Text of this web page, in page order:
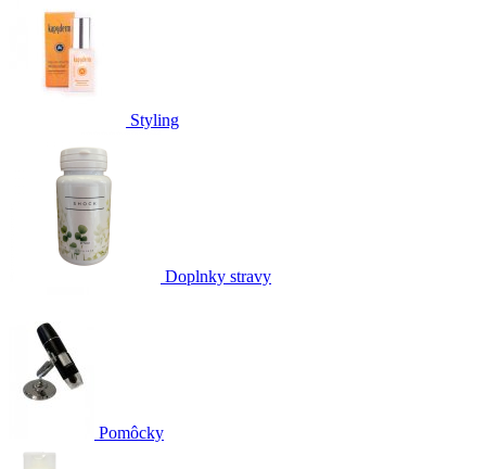
Styling
Doplnky stravy
Pomôcky